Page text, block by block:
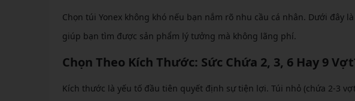
Chọn túi Yonex không khó nếu bạn nắm rõ nhu cầu cá nhân. Dưới
giúp bạn tìm được sản phẩm lý tưởng mà không lãng phí.
Chọn Theo Kích Thước: Sức Chứa 2, 3, 6 Hay 9
Kích thước là yếu tố đầu tiên quyết định sự tiện lợi. Túi nhỏ (chứa 2-3